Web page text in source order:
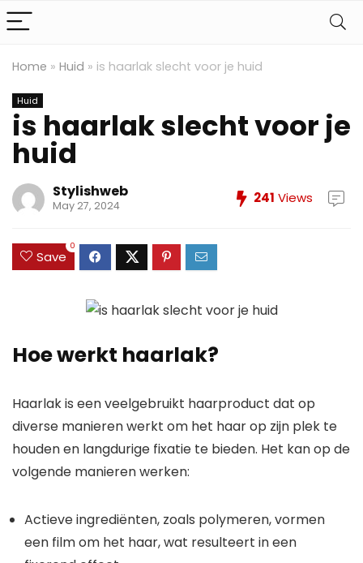
Home » Huid » is haarlak slecht voor je huid
Huid
is haarlak slecht voor je
huid
Stylishweb
May 27, 2024 241 Views
Save
0
Hoe werkt haarlak?
Haarlak is een veelgebruikt haarproduct dat op
diverse manieren werkt om het haar op zijn plek te
houden en langdurige fixatie te bieden. Het kan op de
volgende manieren werken:
Actieve ingrediënten, zoals polymeren, vormen
een film om het haar, wat resulteert in een